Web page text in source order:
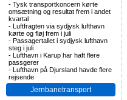
- Tysk transportkoncern kørte
omsætning og resultat frem i andet
kvartal
- Luftfragten via sydjysk lufthavn
kørte og fløj frem i juli
- Passagertallet i sydjysk lufthavn
steg i juli
- Lufthavn i Karup har haft flere
passgerer
- Lufthavn på Djursland havde flere
rejsende
Jernbanetransport